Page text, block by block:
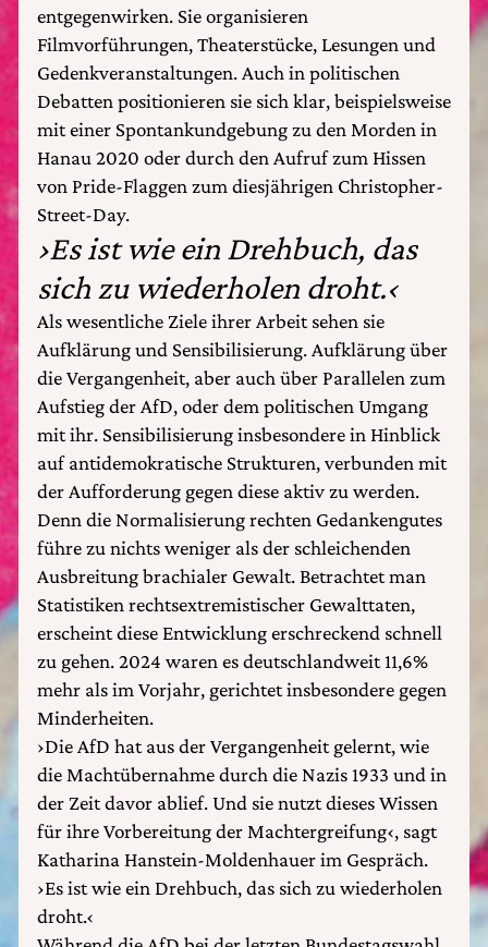
entgegenwirken. Sie organisieren
Filmvorführungen, Theaterstücke, Lesungen und
Gedenkveranstaltungen. Auch in politischen
Debatten positionieren sie sich klar, beispielsweise
mit einer Spontankundgebung zu den Morden in
Hanau 2020 oder durch den Aufruf zum Hissen
von Pride-Flaggen zum diesjährigen Christopher-
Street-Day.
›Es ist wie ein Drehbuch, das
sich zu wiederholen droht.‹
Als wesentliche Ziele ihrer Arbeit sehen sie
Aufklärung und Sensibilisierung. Aufklärung über
die Vergangenheit, aber auch über Parallelen zum
Aufstieg der AfD, oder dem politischen Umgang
mit ihr. Sensibilisierung insbesondere in Hinblick
auf antidemokratische Strukturen, verbunden mit
der Aufforderung gegen diese aktiv zu werden.
Denn die Normalisierung rechten Gedankengutes
führe zu nichts weniger als der schleichenden
Ausbreitung brachialer Gewalt. Betrachtet man
Statistiken rechtsextremistischer Gewalttaten,
erscheint diese Entwicklung erschreckend schnell
zu gehen. 2024 waren es deutschlandweit 11,6%
mehr als im Vorjahr, gerichtet insbesondere gegen
Minderheiten.
›Die AfD hat aus der Vergangenheit gelernt, wie
die Machtübernahme durch die Nazis 1933 und in
der Zeit davor ablief. Und sie nutzt dieses Wissen
für ihre Vorbereitung der Machtergreifung‹, sagt
Katharina Hanstein-Moldenhauer im Gespräch.
›Es ist wie ein Drehbuch, das sich zu wiederholen
droht.‹